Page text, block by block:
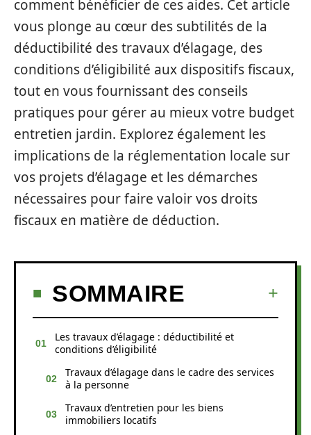
comment bénéficier de ces aides. Cet article
vous plonge au cœur des subtilités de la
déductibilité des travaux d’élagage, des
conditions d’éligibilité aux dispositifs fiscaux,
tout en vous fournissant des conseils
pratiques pour gérer au mieux votre budget
entretien jardin. Explorez également les
implications de la réglementation locale sur
vos projets d’élagage et les démarches
nécessaires pour faire valoir vos droits
fiscaux en matière de déduction.
SOMMAIRE
Les travaux d’élagage : déductibilité et
conditions d’éligibilité
Travaux d’élagage dans le cadre des services
à la personne
Travaux d’entretien pour les biens
immobiliers locatifs